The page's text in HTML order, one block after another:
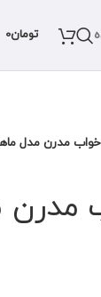
تومان0
مدرن مدل